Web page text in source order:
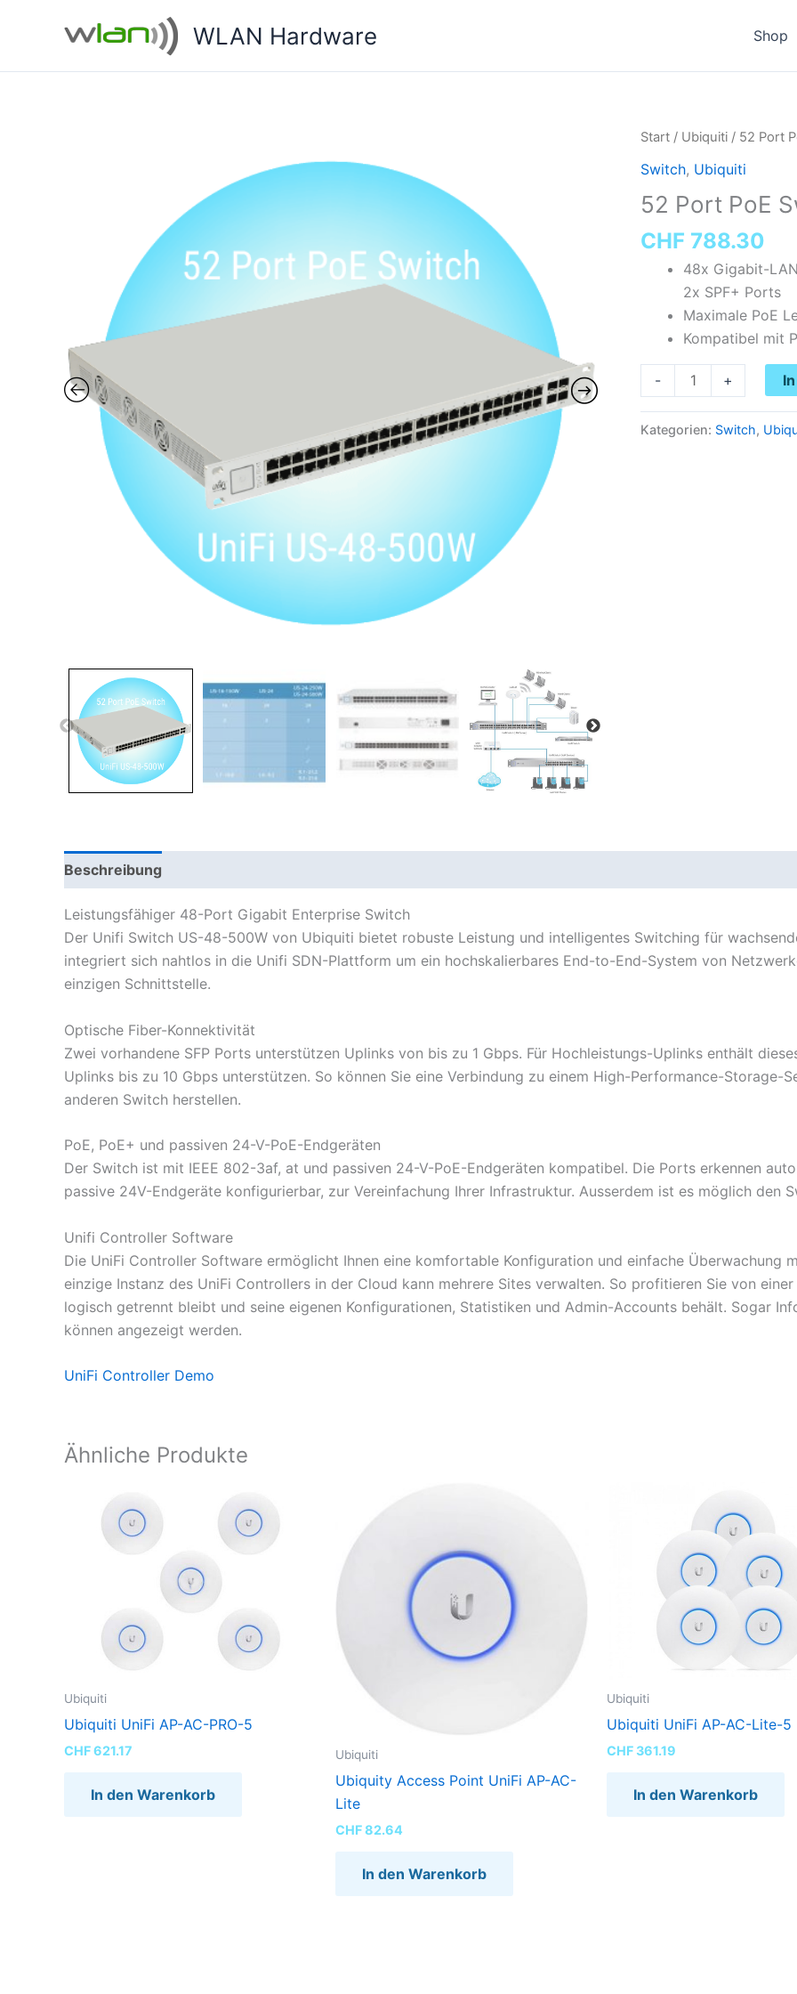
WLAN Hardware Shop
Start / Ubiquiti / 52 Port
Switch, Ubiquiti
52 Port PoE
CHF 788.30
48x Gigabit-
2x SPF+ Ports
Maximale PoE
Kompatibel mit
-
52
Port
Switch
UniFi
US-
Menge
+
Kategorien: Switch,
Beschreibung
Leistungsfähiger 48-Port Gigabit Enterprise Switch
Der Unifi Switch US-48-500W von Ubiquiti bietet robuste Leistung und intelligentes Switching für
integriert sich nahtlos in die Unifi SDN-Plattform um ein hochskalierbares End-to-End-System von
einzigen Schnittstelle.
Optische Fiber-Konnektivität
Zwei vorhandene SFP Ports unterstützen Uplinks von bis zu 1 Gbps. Für Hochleistungs-Uplinks enthält
Uplinks bis zu 10 Gbps unterstützen. So können Sie eine Verbindung zu einem High-Performance-Storage-
anderen Switch herstellen.
PoE, PoE+ und passiven 24-V-PoE-Endgeräten
Der Switch ist mit IEEE 802-3af, at und passiven 24-V-PoE-Endgeräten kompatibel. Die Ports erkennen
passive 24V-Endgeräte konfigurierbar, zur Vereinfachung Ihrer Infrastruktur. Ausserdem ist es möglich den
Unifi Controller Software
Die UniFi Controller Software ermöglicht Ihnen eine komfortable Konfiguration und einfache Überwachung
einzige Instanz des UniFi Controllers in der Cloud kann mehrere Sites verwalten. So profitieren Sie von
logisch getrennt bleibt und seine eigenen Konfigurationen, Statistiken und Admin-Accounts behält. Sogar
können angezeigt werden.
UniFi Controller Demo
Ähnliche Produkte
Ubiquiti
Ubiquiti UniFi AP-AC-PRO-5
CHF621.17
In den Warenkorb
Ubiquiti
Ubiquity Access Point UniFi AP-AC-
Lite
CHF82.64
In den Warenkorb
Ubiquiti
Ubiquiti UniFi AP-AC-Lite-5
CHF 361.19
In den Warenkorb